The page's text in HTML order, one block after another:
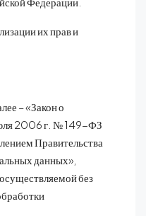
их прав и
– «Закон о
2006 г. № 149-ФЗ
Правительства
данных»,
без